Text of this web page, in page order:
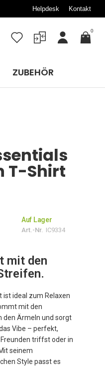
Helpdesk Kontakt
Mein
0
ZUBEHÖR
T-Shirt
Auf Lager
Art.-Nr. IC9334
mit den
ist ideal zum Relaxen
mit den
den Ärmeln und sorgt
Vibe – perfekt,
triffst oder in
seinem
Style passt es